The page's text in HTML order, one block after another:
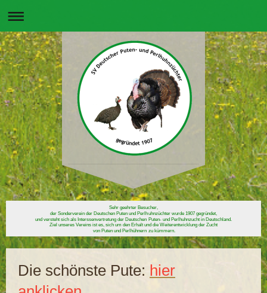
Sehr geehrter Besucher,
der Sonderverein der Deutschen Puten und Perlhuhnzüchter wurde 1907 gegründet,
und versteht sich als Interssenvertretung der Deutschen Puten- und Perlhuhnzucht in Deutschland.
Ziel unseres Vereins ist es, sich um den Erhalt und die Weiterentwicklung der Zucht
von Puten und Perlhühnern zu kümmern.
Die schönste Pute: hier